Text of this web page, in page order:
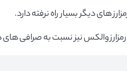
رمزارز های دیگر بسیار راه نرفته دارد.
رمزارز والکس نیز نسبت به صرافی